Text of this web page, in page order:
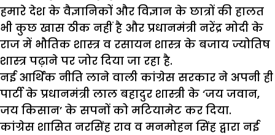
हमारे देश के वैज्ञानिकों और विज्ञान के छात्रों की हालत
भी कुछ खास ठीक नहीं है और प्रधानमंत्री नरेंद्र मोदी के
राज में भौतिक शास्त्र व रसायन शास्त्र के बजाय ज्योतिष
शास्त्र पढ़ाने पर जोर दिया जा रहा है.
नई आर्थिक नीति लाने वाली कांग्रेस सरकार ने अपनी ही
पार्टी के प्रधानमंत्री लाल बहादुर शास्त्री के ‘जय जवान,
जय किसान’ के सपनों को मटियामेट कर दिया.
कांग्रेस शासित नरसिंह राव व मनमोहन सिंह द्वारा नई